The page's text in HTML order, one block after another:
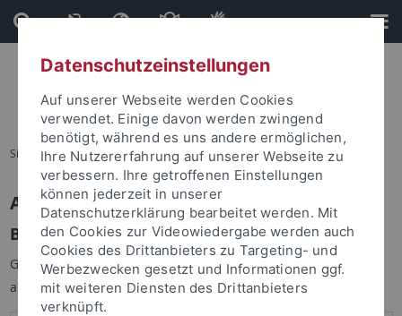
Direkt
zum
Inhalt
Direkt
zur
Fußleiste
Sie sind hier: Startseite
Anmelden
Benutzeranmeldung
Geben Sie Ihren Benutzernamen und Ihr Passwort an um sich
anzumelden:
Datenschutzeinstellungen
Auf unserer Webseite werden Cookies
verwendet. Einige davon werden zwingend
benötigt, während es uns andere ermöglichen,
Ihre Nutzererfahrung auf unserer Webseite zu
verbessern. Ihre getroffenen Einstellungen
können jederzeit in unserer
Datenschutzerklärung bearbeitet werden. Mit
den Cookies zur Videowiedergabe werden auch
Cookies des Drittanbieters zu Targeting- und
Werbezwecken gesetzt und Informationen ggf.
mit weiteren Diensten des Drittanbieters
verknüpft.